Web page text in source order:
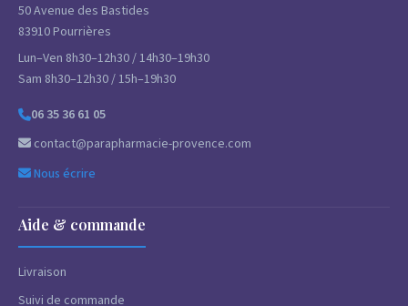
50 Avenue des Bastides
83910 Pourrières
Lun–Ven 8h30–12h30 / 14h30–19h30
Sam 8h30–12h30 / 15h–19h30
06 35 36 61 05
contact@parapharmacie-provence.com
Nous écrire
Aide & commande
Livraison
Suivi de commande